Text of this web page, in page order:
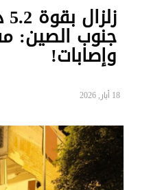
جنوب الصين:
وإصابات!
18 أيار, 2026